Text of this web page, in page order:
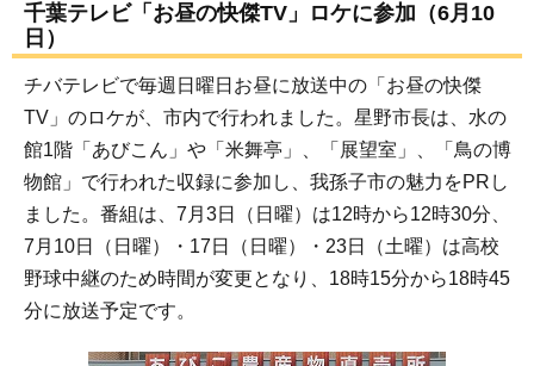
千葉テレビ「お昼の快傑TV」ロケに参加（6月10
日）
チバテレビで毎週日曜日お昼に放送中の「お昼の快傑
TV」のロケが、市内で行われました。星野市長は、水の
館1階「あびこん」や「米舞亭」、「展望室」、「鳥の博
物館」で行われた収録に参加し、我孫子市の魅力をPRし
ました。番組は、7月3日（日曜）は12時から12時30分、
7月10日（日曜）・17日（日曜）・23日（土曜）は高校
野球中継のため時間が変更となり、18時15分から18時45
分に放送予定です。